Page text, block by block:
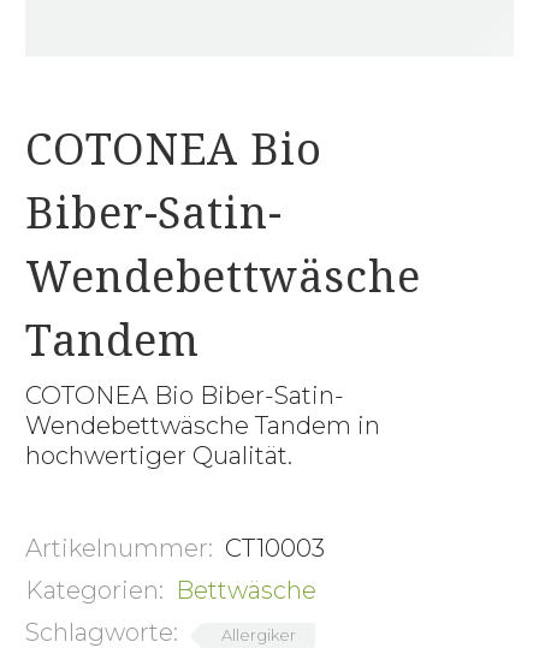
COTONEA Bio
Biber-Satin-
Wendebettwäsche
Tandem
COTONEA Bio Biber-Satin-
Wendebettwäsche Tandem in
hochwertiger Qualität.
Artikelnummer: CT10003
Kategorien: Bettwäsche
Schlagworte:
Allergiker